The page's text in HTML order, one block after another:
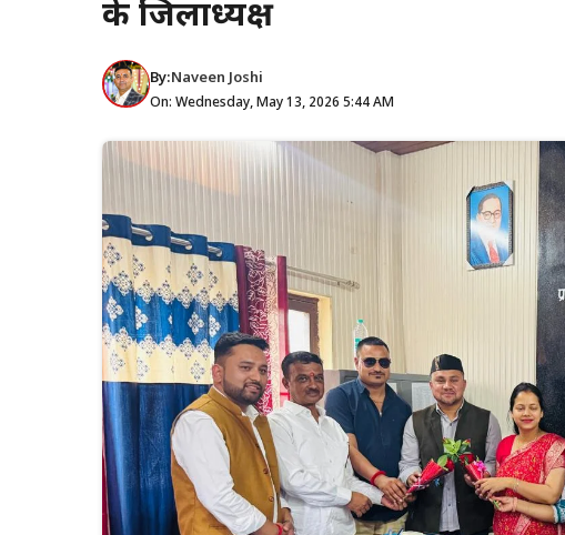
के जिलाध्यक्ष
By:Naveen Joshi
On: Wednesday, May 13, 2026 5:44 AM